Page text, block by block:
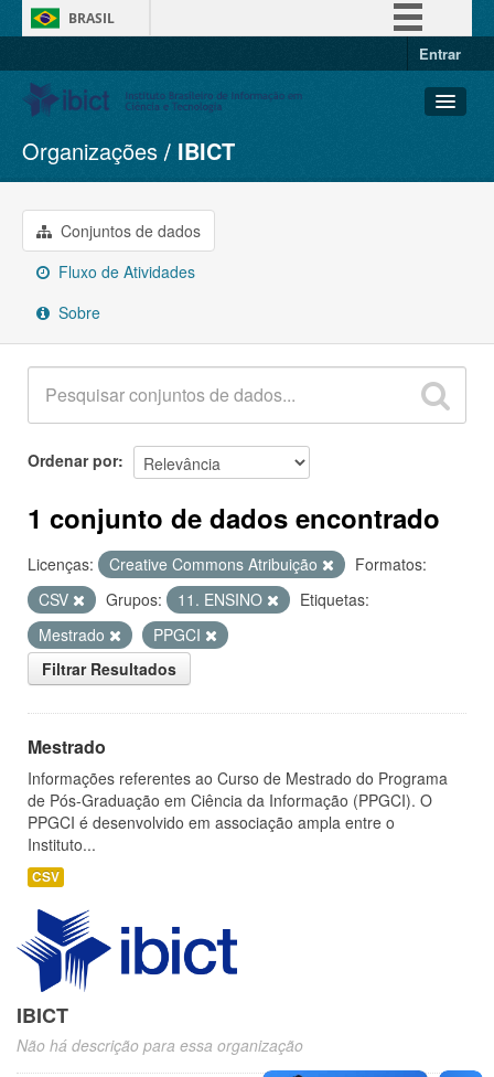
BRASIL
Entrar
Conjuntos de dados
Organizações
Grupos
Sobre
Organizações IBICT
Conjuntos de dados
Fluxo de Atividades
Sobre
Ordenar por
1 conjunto de dados encontrado
Licenças: Creative Commons Atribuição
Formatos:
CSV
Grupos: 11. ENSINO
Etiquetas:
Mestrado
PPGCI
Filtrar Resultados
Mestrado
Informações referentes ao Curso de Mestrado do Programa
de Pós-Graduação em Ciência da Informação (PPGCI). O
PPGCI é desenvolvido em associação ampla entre o
Instituto...
CSV
IBICT
Não há descrição para essa organização